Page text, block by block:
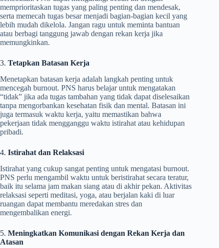
memprioritaskan tugas yang paling penting dan mendesak,
serta memecah tugas besar menjadi bagian-bagian kecil yang
lebih mudah dikelola. Jangan ragu untuk meminta bantuan
atau berbagi tanggung jawab dengan rekan kerja jika
memungkinkan.
3. Tetapkan Batasan Kerja
Menetapkan batasan kerja adalah langkah penting untuk
mencegah burnout. PNS harus belajar untuk mengatakan
“tidak” jika ada tugas tambahan yang tidak dapat diselesaikan
tanpa mengorbankan kesehatan fisik dan mental. Batasan ini
juga termasuk waktu kerja, yaitu memastikan bahwa
pekerjaan tidak mengganggu waktu istirahat atau kehidupan
pribadi.
4. Istirahat dan Relaksasi
Istirahat yang cukup sangat penting untuk mengatasi burnout.
PNS perlu mengambil waktu untuk beristirahat secara teratur,
baik itu selama jam makan siang atau di akhir pekan. Aktivitas
relaksasi seperti meditasi, yoga, atau berjalan kaki di luar
ruangan dapat membantu meredakan stres dan
mengembalikan energi.
5. Meningkatkan Komunikasi dengan Rekan Kerja dan
Atasan